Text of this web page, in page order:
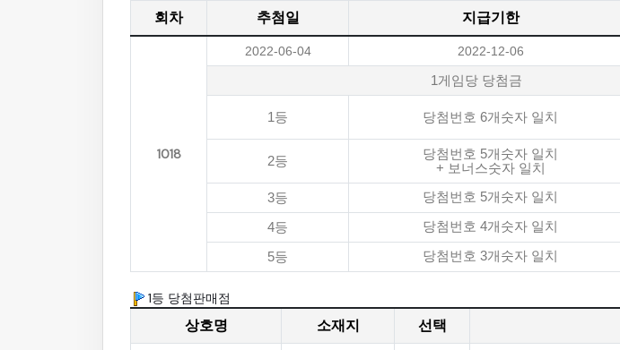
회차 추첨일 지급기한
1018
2022-06-04 2022-12-06
1게임당 당첨금
1등 당첨번호 6개숫자 일치
2등
당첨번호 5개숫자 일치
+ 보너스숫자 일치
3등 당첨번호 5개숫자 일치
4등 당첨번호 4개숫자 일치
5등 당첨번호 3개숫자 일치
1등 당첨판매점
상호명 소재지 선택